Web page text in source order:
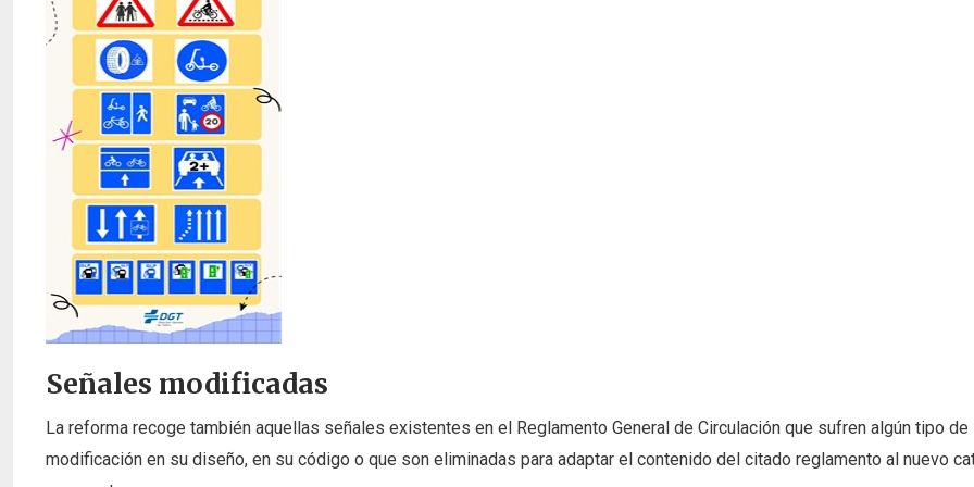
Señales modificadas
La reforma recoge también aquellas señales existentes en el Reglamento General de Circulación que sufren algún tipo de
modificación en su diseño, en su código o que son eliminadas para adaptar el contenido del citado reglamento al nuevo